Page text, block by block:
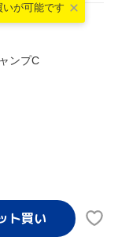
いが可能です
ンプC